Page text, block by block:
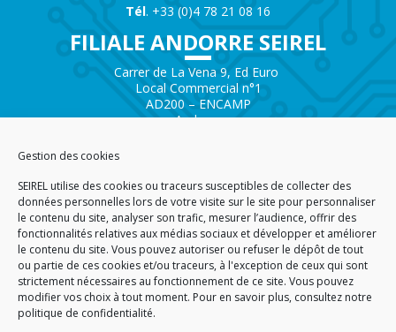
Gestion des cookies
SEIREL utilise des cookies ou traceurs susceptibles de collecter des
données personnelles lors de votre visite sur le site pour personnaliser
le contenu du site, analyser son trafic, mesurer l’audience, offrir des
fonctionnalités relatives aux médias sociaux et développer et améliorer
le contenu du site. Vous pouvez autoriser ou refuser le dépôt de tout
ou partie de ces cookies et/ou traceurs, à l'exception de ceux qui sont
strictement nécessaires au fonctionnement de ce site. Vous pouvez
modifier vos choix à tout moment. Pour en savoir plus, consultez notre
politique de confidentialité.
Tél. +33 (0)4 78 21 08 16
FILIALE ANDORRE SEIREL
Carrer de La Vena 9, Ed Euro
Local Commercial n°1
AD200 – ENCAMP
Andorra
Immeuble 3D
81 Rue de la Petite Eau
73290 LA MOTTE SERVOLEX
ACCUEIL